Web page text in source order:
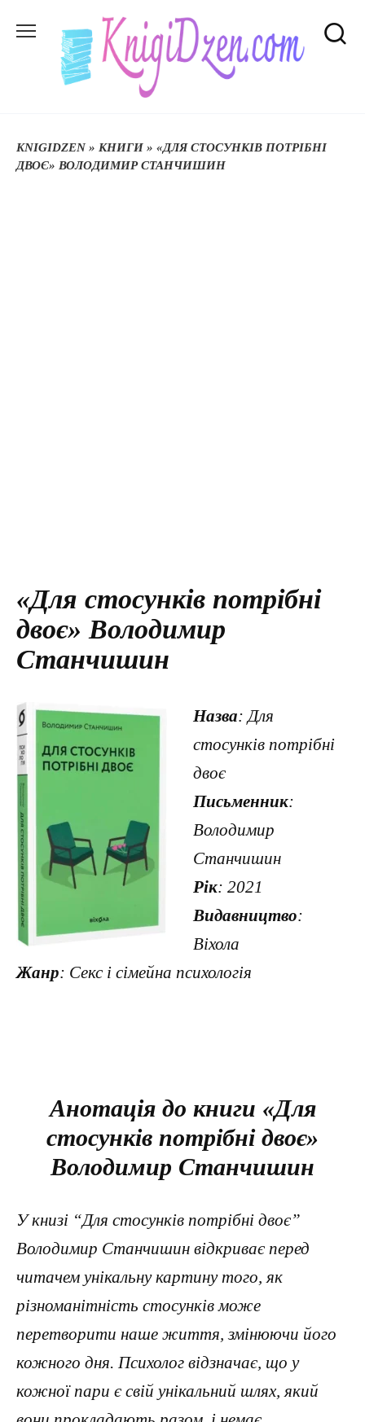
до
KNIGIDZEN» КНИГИ » «ДЛЯ СТОСУНКІВ ПОТРІБНІ
ДВОЄ» ВОЛОДИМИР СТАНЧИШИН
«Для стосунків потрібні
двоє» Володимир
Станчишин
Назва: Для
стосунків потрібні
двоє
Письменник:
Володимир
Станчишин
Рік: 2021
Видавництво:
Віхола
Жанр: Секс і сімейна психологія
Анотація до книги «Для
стосунків потрібні двоє»
Володимир Станчишин
У книзі “Для стосунків потрібні двоє”
Володимир Станчишин відкриває перед
читачем унікальну картину того, як
різноманітність стосунків може
перетворити наше життя, змінюючи його
кожного дня. Психолог відзначає, що у
кожної пари є свій унікальний шлях, який